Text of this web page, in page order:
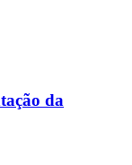
da